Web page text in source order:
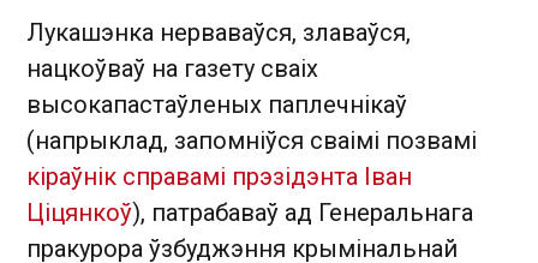
Лукашэнка нерваваўся, злаваўся,
нацкоўваў на газету сваіх
высокапастаўленых паплечнікаў
(напрыклад, запомніўся сваімі позвамі
кіраўнік справамі прэзідэнта Іван
Ціцянкоў), патрабаваў ад Генеральнага
пракурора ўзбуджэння крымінальнай